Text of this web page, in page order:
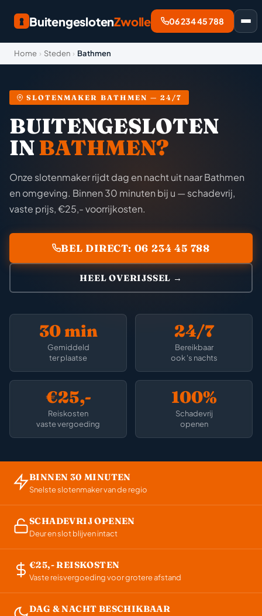
BuitengeslotenZwolle 06 234 45 788
Home › Steden › Bathmen
SLOTENMAKER BATHMEN — 24/7
BUITENGESLOTEN
INBATHMEN?
Onze slotenmaker rijdt dag en nacht uit naar Bathmen
en omgeving. Binnen 30 minuten bij u — schadevrij,
vaste prijs, €25,- voorrijkosten.
BEL DIRECT: 06 234 45 788
HEEL OVERIJSSEL →
30 min
Gemiddeld
ter plaatse
24/7
Bereikbaar
ook 's nachts
€25,-
Reiskosten
vaste vergoeding
100%
Schadevrij
openen
BINNEN 30 MINUTEN
Snelste slotenmaker van de regio
SCHADEVRIJ OPENEN
Deur en slot blijven intact
€25,- REISKOSTEN
Vaste reisvergoeding voor grotere afstand
DAG & NACHT BESCHIKBAAR